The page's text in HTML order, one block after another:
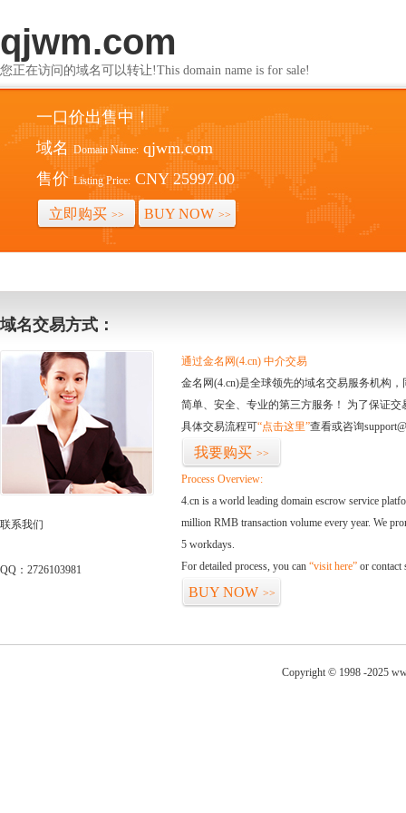
qjwm.com
您正在访问的域名可以转让!This domain name is for sale!
一口价出售中！
域名 Domain Name: qjwm.com
售价 Listing Price: CNY 25997.00
立即购买 >> BUY NOW >>
域名交易方式：
联系我们
QQ：2726103981
通过金名网(4.cn) 中介交易
金名网(4.cn)是全球领先的域名交易服务机构
简单、安全、专业的第三方服务！ 为了保证
具体交易流程可“点击这里”查看或咨询
我要购买 >>
Process Overview:
4.cn is a world leading domain escrow service
million RMB transaction volume every year. We
5 workdays.
For detailed process, you can “visit here” or contact
BUY NOW >>
Copyright © 1998 -2025